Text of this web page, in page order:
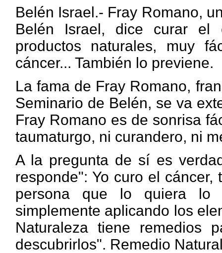
Belén Israel.- Fray Romano,
Belén Israel, dice curar el
productos naturales, muy
cáncer... También lo previene.
La fama de Fray Romano,
Seminario de Belén, se va
Fray Romano es de sonrisa
taumaturgo, ni curandero, ni
A la pregunta de sí es
responde": Yo curo el
persona que lo quiera lo
simplemente aplicando los
Naturaleza tiene remedios
descubrirlos". Remedio